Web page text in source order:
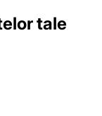
tale